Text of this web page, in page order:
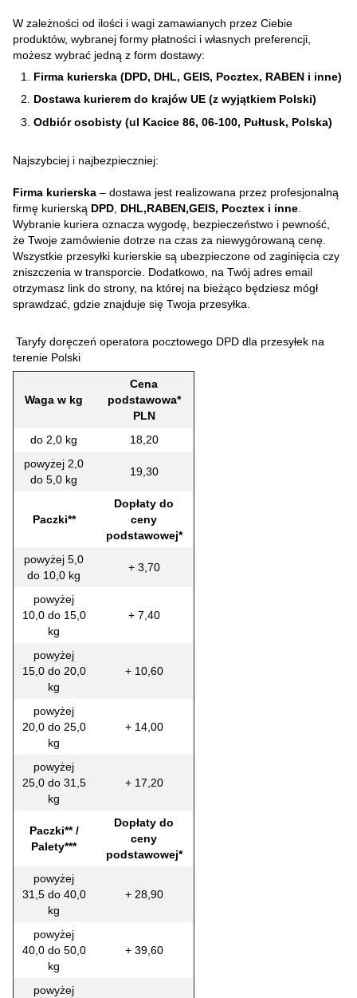
W zależności od ilości i wagi zamawianych przez Ciebie
produktów, wybranej formy płatności i własnych preferencji,
możesz wybrać jedną z form dostawy:
Firma kurierska (DPD, DHL, GEIS, Pocztex, RABEN i inne)
Dostawa kurierem do krajów UE (z wyjątkiem Polski)
Odbiór osobisty (ul Kacice 86, 06-100, Pułtusk, Polska)
Najszybciej i najbezpieczniej:
Firma kurierska – dostawa jest realizowana przez profesjonalną
firmę kurierską DPD DHL,RABEN,GEIS, Pocztex i inne
Wybranie kuriera oznacza wygodę, bezpieczeństwo i pewność,
że Twoje zamówienie dotrze na czas za niewygórowaną cenę.
Wszystkie przesyłki kurierskie są ubezpieczone od zaginięcia czy
zniszczenia w transporcie. Dodatkowo, na Twój adres email
otrzymasz link do strony, na której na bieżąco będziesz mógł
sprawdzać, gdzie znajduje się Twoja przesyłka.
Taryfy doręczeń operatora pocztowego DPD dla przesyłek na
terenie Polski
Waga w kg
Cena
podstawowa*
PLN
do 2,0 kg
18,20
powyżej 2,0
do 5,0 kg
19,30
Paczki**
Dopłaty do
ceny
podstawowej*
powyżej 5,0
do 10,0 kg
+ 3,70
powyżej
10,0 do 15,0
kg
+ 7,40
powyżej
15,0 do 20,0
kg
+ 10,60
powyżej
20,0 do 25,0
kg
+ 14,00
powyżej
25,0 do 31,5
kg
+ 17,20
Paczki** /
Palety***
Dopłaty do
ceny
podstawowej*
powyżej
31,5 do 40,0
kg
+ 28,90
powyżej
40,0 do 50,0
kg
+ 39,60
powyżej